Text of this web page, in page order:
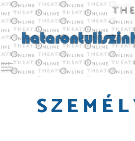
Toggle main menu visibility